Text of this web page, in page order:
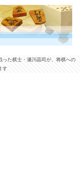
た棋士・瀬川晶司が、将棋への
す